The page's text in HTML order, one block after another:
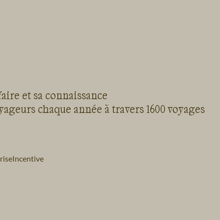
Est-ce le but d'une
et sa connaissance
chaque année à travers 1600 voyages
Incentive